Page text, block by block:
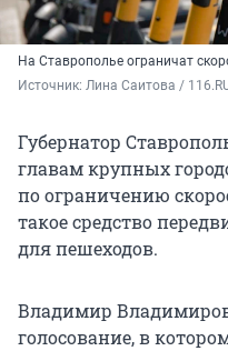
На Ставрополье ограничат
Источник: Лина Саитова /
Губернатор
главам крупных
по ограничению
такое средство
для пешеходов.
Владимир
голосование, в